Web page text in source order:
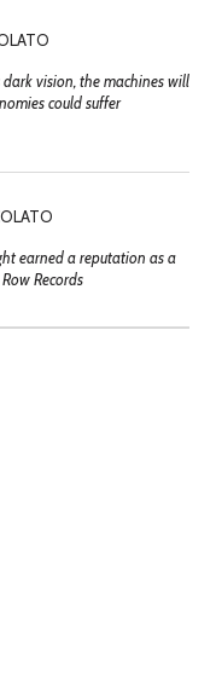
vision, the machines will
could suffer
earned a reputation as a
Records